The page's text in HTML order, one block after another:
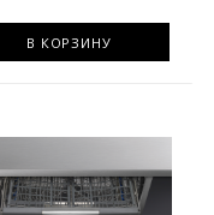
В КОРЗИНУ